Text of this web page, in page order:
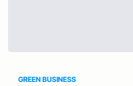
GREEN BUSINESS